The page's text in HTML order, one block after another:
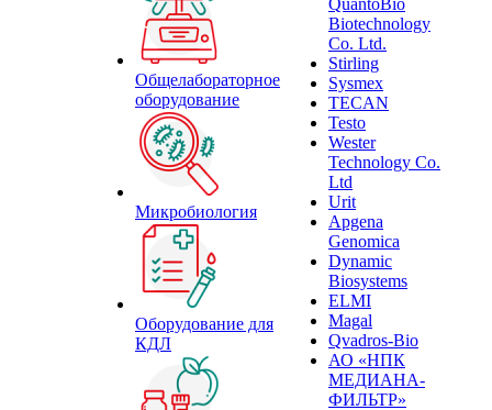
Общелабораторное
оборудование
Микробиология
Оборудование для
КДЛ
QuantoBio
Biotechnology
Co. Ltd.
Stirling
Sysmex
TECAN
Testo
Wester
Technology Co.
Ltd
Urit
Apgena
Genomica
Dynamic
Biosystems
ELMI
Magal
Qvadros-Bio
АО «НПК
МЕДИАНА-
ФИЛЬТР»